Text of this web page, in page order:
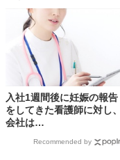
入社1週間後に妊娠の報告
をしてきた看護師に対し、
会社は…
Recommended by